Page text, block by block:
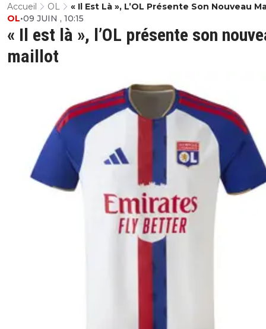
Accueil OL « Il Est Là », L’OL Présente Son Nouveau
« Il est là », l’OL présente son
maillot
OL•09 JUIN , 10:15